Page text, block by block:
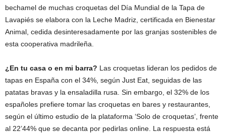
bechamel de muchas croquetas del Día Mundial de la Tapa de
Lavapiés se elabora con la Leche Madriz, certificada en Bienestar
Animal, cedida desinteresadamente por las granjas sostenibles de
esta cooperativa madrileña.
¿En tu casa o en mi barra? Las croquetas lideran los pedidos de
tapas en España con el 34%, según Just Eat, seguidas de las
patatas bravas y la ensaladilla rusa. Sin embargo, el 32% de los
españoles prefiere tomar las croquetas en bares y restaurantes,
según el último estudio de la plataforma ‘Solo de croquetas’, frente
al 22’44% que se decanta por pedirlas online. La respuesta está